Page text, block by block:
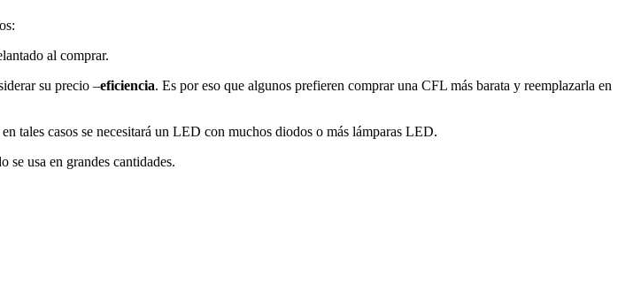
al comprar.
su precio –eficiencia. Es por eso que algunos prefieren comprar una CFL más barata y reemplazarla en
tales casos se necesitará un LED con muchos diodos o más lámparas LED.
usa en grandes cantidades.